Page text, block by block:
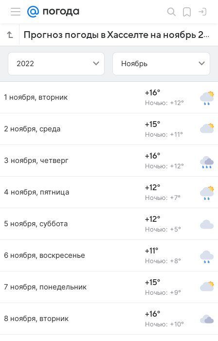
Прогноз погоды в Хасселте на ноябрь 2022 года
2022 Ноябрь
1 ноября, вторник +16°
Ночью: +12°
2 ноября, среда +15°
Ночью: +11°
3 ноября, четверг +16°
Ночью: +12°
4 ноября, пятница +12°
Ночью: +7°
5 ноября, суббота +12°
Ночью: +5°
6 ноября, воскресенье +11°
Ночью: +8°
7 ноября, понедельник +15°
Ночью: +9°
8 ноября, вторник +16°
Ночью: +10°